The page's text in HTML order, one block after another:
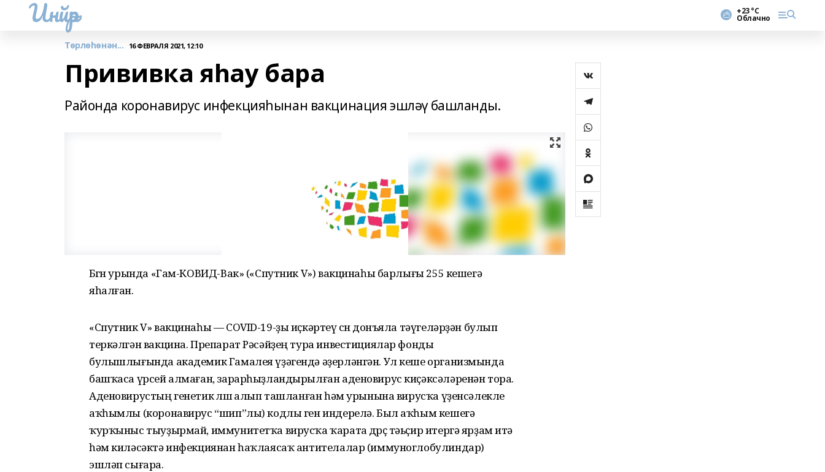
Инйәр +23 °С
Облачно
Төрлөһөнән... 16 ФЕВРАЛЯ 2021, 12:10
Прививка яһау бара
Районда коронавирус инфекцияһынан вакцинация эшләү башланды.
Бөгөн урында «Гам-КОВИД-Вак» («Спутник V») вакцинаһы барлығы 255 кешегә
яһалған.
«Спутник V» вакцинаһы — COVID-19-ҙы иҫкәртеү өсөн донъяла тәүгеләрҙән булып
теркәлгән вакцина. Препарат Рәсәйҙең тура инвестициялар фонды
булышлығында академик Гамалея үҙәгендә әҙерләнгән. Ул кеше организмында
башҡаса үрсей алмаған, зарарһыҙландырылған аденовирус киҫәксәләренән тора.
Аденовирустың генетик өлөшө алып ташланған һәм урынына вирусҡа үҙенсәлекле
аҡһымлы (коронавирус “шип”лы) кодлы ген индерелә. Был аҡһым кешегә
ҡурҡыныс тыуҙырмай, иммунитетҡа вирусҡа ҡарата дөрөҫ тәьҫир итергә ярҙам итә
һәм киләсәктә инфекциянан һаҡлаясаҡ антителалар (иммуноглобулиндар)
эшләп сығара.